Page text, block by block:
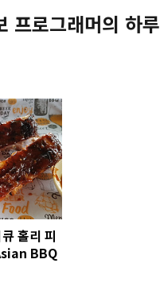
프로그래머의 하루
홀리 피
BBQ